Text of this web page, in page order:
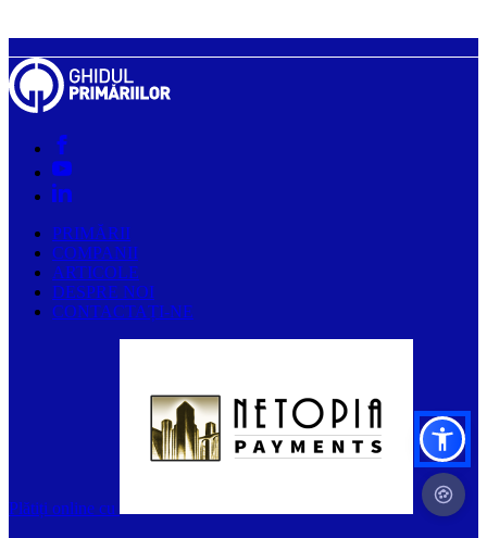
PRIMĂRII
COMPANII
ARTICOLE
DESPRE NOI
CONTACTAȚI-NE
Plătiți online cu